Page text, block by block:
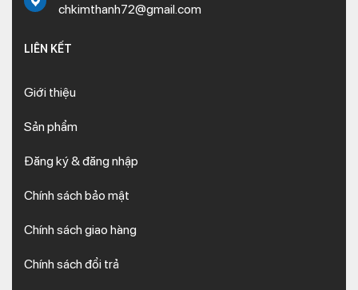
chkimthanh72@gmail.com
LIÊN KẾT
Giới thiệu
Sản phẩm
Đăng ký & đăng nhập
Chính sách bảo mật
Chính sách giao hàng
Chính sách đổi trả